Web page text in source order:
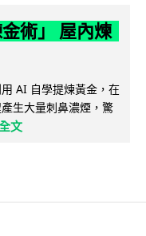
術」 屋內煉
AI 自學提煉黃金，在
生大量刺鼻濃煙，驚
文